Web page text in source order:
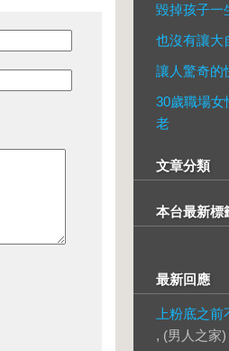
毀掉孩子一
也沒有讓大
讓人驚奇的
30歲職場女
老
文章分類
本台最新標
最新回應
上粉底之
, (男人之家)